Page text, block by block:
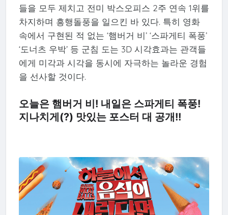
들을 모두 제치고 전미 박스오피스 2주 연속 1위를
차지하며 흥행돌풍을 일으킨 바 있다. 특히 영화
속에서 구현된 적 없는 ‘햄버거 비’ ‘스파게티 폭풍’
‘도너츠 우박’ 등 군침 도는 3D 시각효과는 관객들
에게 미각과 시각을 동시에 자극하는 놀라운 경험
을 선사할 것이다.
오늘은 햄버거 비! 내일은 스파게티 폭풍!
지나치게(?) 맛있는 포스터 대 공개!!